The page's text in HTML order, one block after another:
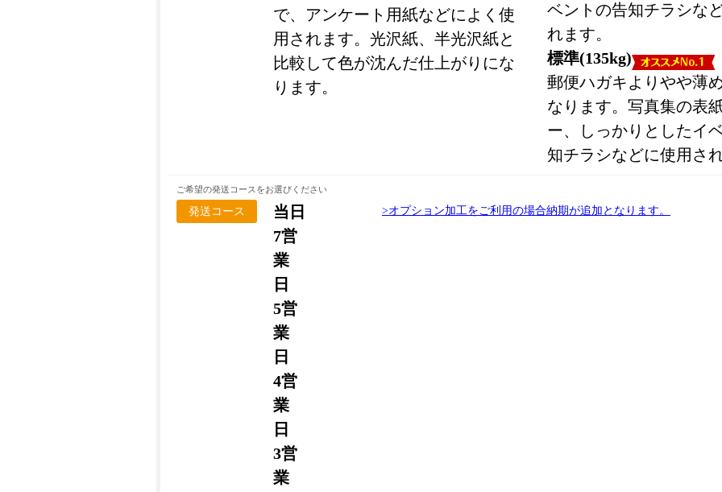
で、アンケート用紙などによく使
用されます。光沢紙、半光沢紙と
比較して色が沈んだ仕上がりにな
ります。
ベントの告知チラシな
れます。
標準(135kg)
郵便ハガキよりやや薄
なります。写真集の表
ー、しっかりとしたイ
知チラシなどに使用さ
ご希望の発送コースをお選びください
発送コース
当日
7営
業
日
5営
業
日
4営
業
日
3営
業
>オプション加工をご利用の場合納期が追加となります。